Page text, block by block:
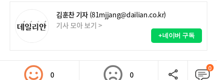
김훈찬 기자 (81mjjang@dailian.co.kr)
기사 모아 보기 >
+네이버 구독
0 0
0